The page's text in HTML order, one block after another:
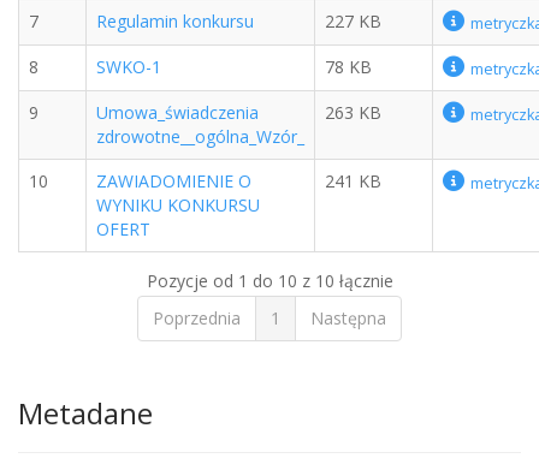
7 Regulamin konkursu 227 KB
8 SWKO-1 78 KB
9
Umowa_świadczenia
zdrowotne__ogólna_Wzór_
263 KB
10
ZAWIADOMIENIE O
WYNIKU KONKURSU
OFERT
241 KB
Pozycje od 1 do 10 z 10 łącznie
Poprzednia
1 Następna
Metadane